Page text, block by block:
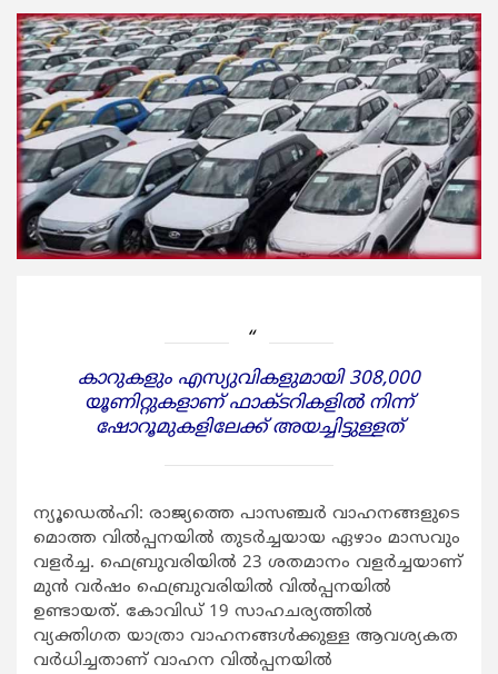
കാറുകളും എസ്യുവികളുമായി 308,000
യൂണിറ്റുകളാണ് ഫാക്ടറികളില്‍ നിന്ന്
ഷോറൂമുകളിലേക്ക് അയച്ചിട്ടുള്ളത്
ന്യൂഡെല്‍ഹി: രാജ്യത്തെ പാസഞ്ചര്‍ വാഹനങ്ങളുടെ
മൊത്ത വില്‍പ്പനയില്‍ തുടര്‍ച്ചയായ ഏഴാം മാസവും
വളര്‍ച്ച. ഫെബ്രുവരിയില്‍ 23 ശതമാനം വളര്‍ച്ചയാണ്
മുന്‍ വര്‍ഷം ഫെബ്രുവരിയില്‍ വില്‍പ്പനയില്‍
ഉണ്ടായത്. കോവിഡ് 19 സാഹചര്യത്തില്‍
വ്യക്തിഗത യാത്രാ വാഹനങ്ങള്‍ക്കുള്ള ആവശ്യകത
വര്‍ധിച്ചതാണ് വാഹന വില്‍പ്പനയില്‍